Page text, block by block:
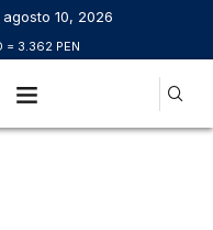
10, 2026
= 3.362 PEN